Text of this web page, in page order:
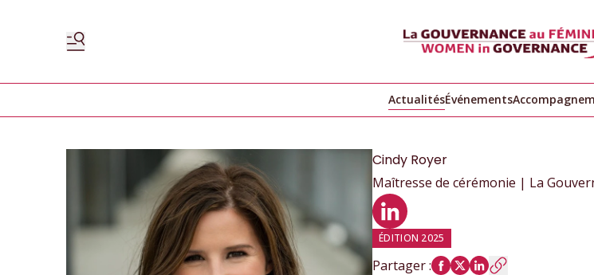
ActualitésÉvénements
Cindy Royer
Maîtresse de cérémonie | La
Profil LinkedIn
ÉDITION 2025
Partager: